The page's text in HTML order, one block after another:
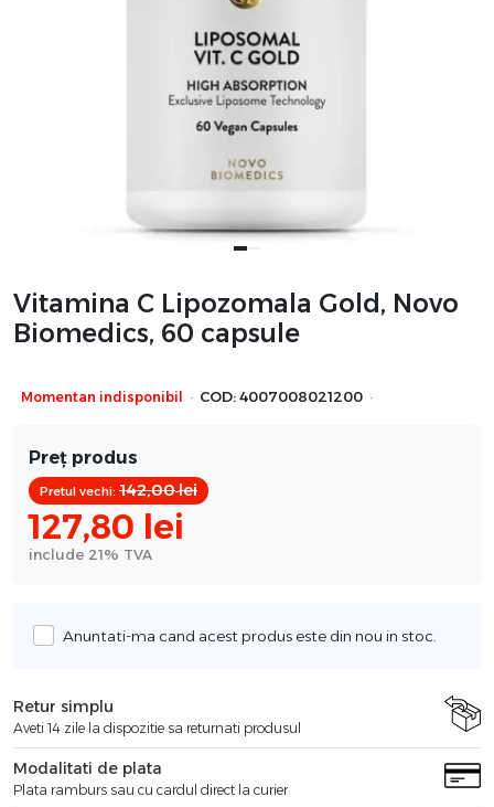
Vitamina C Lipozomala Gold, Novo
Biomedics, 60 capsule
Momentan indisponibil · COD: 4007008021200 ·
Preț produs
127,80 lei
Pretul vechi: 142,00lei
include 21% TVA
Anuntati-ma cand acest produs este din nou in stoc.
Retur simplu
Aveti 14 zile la dispozitie sa returnati produsul
Modalitati de plata
Plata ramburs sau cu cardul direct la curier